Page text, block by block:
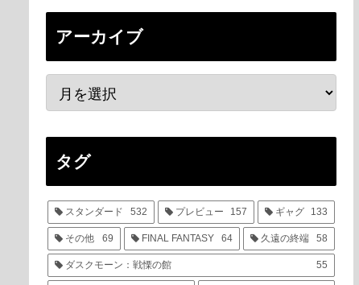
アーカイブ
タグ
スタンダード 532 プレビュー 157 ギャグ 133
その他 69 FINAL FANTASY 64 久遠の終端 58
ダスクモーン：戦慄の館 55